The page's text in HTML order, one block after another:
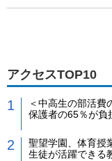
アクセスTOP10
＜中高生の部活費
保護者の65％が負
聖望学園、体育授
生徒が活躍できる